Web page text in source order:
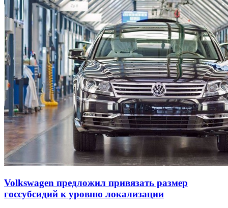
Volkswagen предложил привязать размер
госсубсидий к уровню локализации